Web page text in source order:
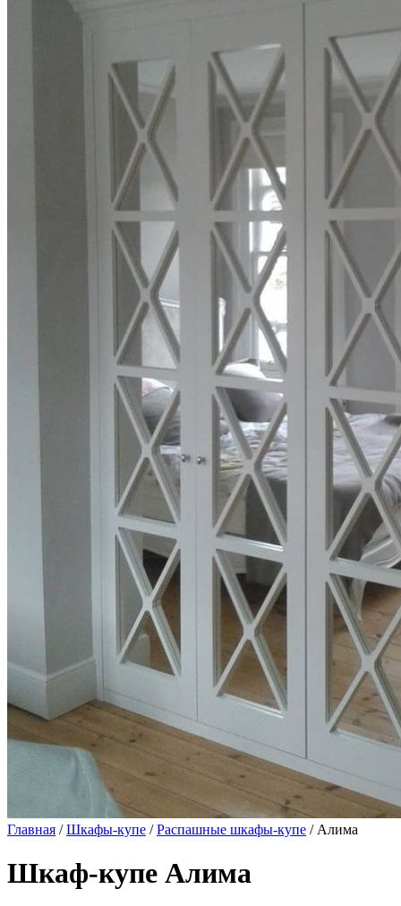
Главная /Шкафы-купе /Распашные шкафы-купе / Алима
Шкаф-купе Алима